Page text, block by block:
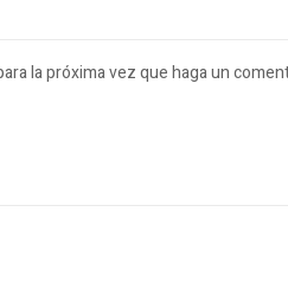
la próxima vez que haga un